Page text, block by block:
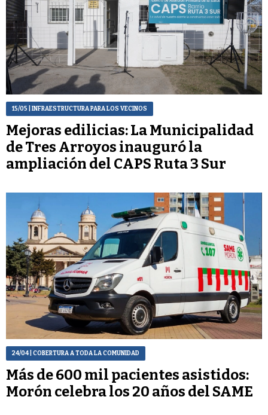
15/05 | INFRAESTRUCTURA PARA LOS VECINOS
Mejoras edilicias: La Municipalidad
de Tres Arroyos inauguró la
ampliación del CAPS Ruta 3 Sur
24/04| COBERTURA A TODA LA COMUNIDAD
Más de 600 mil pacientes asistidos:
Morón celebra los 20 años del SAME